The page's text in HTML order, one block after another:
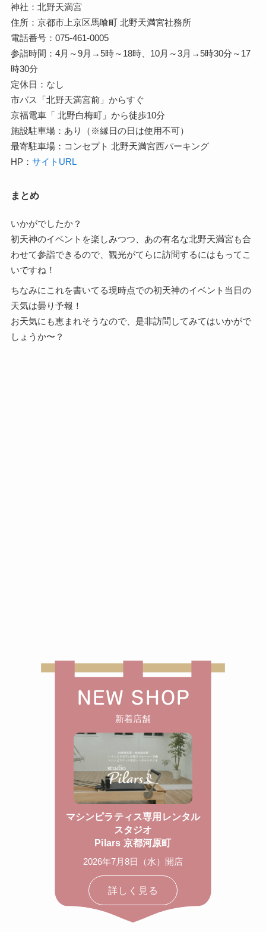
神社：北野天満宮
住所：京都市上京区馬喰町 北野天満宮社務所
電話番号：075-461-0005
参詣時間：4月～9月→5時～18時、10月～3月→5時30分～17
時30分
定休日：なし
市バス「北野天満宮前」からすぐ
京福電車「 北野白梅町」から徒歩10分
施設駐車場：あり（※縁日の日は使用不可）
最寄駐車場：コンセプト 北野天満宮西パーキング
HP： サイトURL
まとめ
いかがでしたか？
初天神のイベントを楽しみつつ、あの有名な北野天満宮も合
わせて参詣できるので、観光がてらに訪問するにはもってこ
いですね！
ちなみにこれを書いてる現時点での初天神のイベント当日の
天気は曇り予報！
お天気にも恵まれそうなので、是非訪問してみてはいかがで
しょうか〜？
NEW SHOP
新着店舗
マシンピラティス専用レンタル
スタジオ
Pilars 京都河原町
2026年7月8日（水）開店
詳しく見る